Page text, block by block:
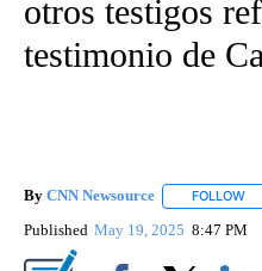
otros testigos
testimonio de
By CNN Newsource FOLLOW
Published May 19, 2025 8:47 PM